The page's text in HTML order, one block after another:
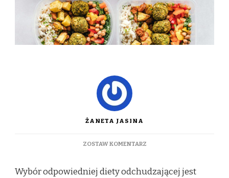
ŻANETA JASINA
ZOSTAW KOMENTARZDO
ZDROWĄ
Wybór odpowiedniej diety odchudzającej jest